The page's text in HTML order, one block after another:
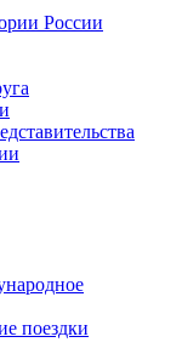
России
поездки